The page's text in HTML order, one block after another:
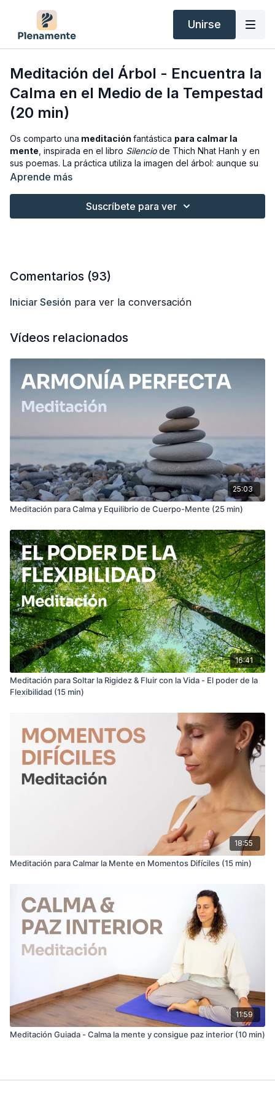
Unirse
Meditación del Árbol - Encuentra la
Calma en el Medio de la Tempestad
(20 min)
Os comparto una meditación fantástica para calmar la
mente , inspirada en el libro Silenciode Thich Nhat Hanh y en
sus poemas. La práctica utiliza la imagen del árbol: aunque su
copa sea azotada por los vientos, sus raíces profundas lo
técnica sencilla y poderosa para mantener la
disponible en YouTube, con más espacios de silencio para
Espero que la disfrutes muchísimo. Cuéntame en los
Aprende más
Suscríbete para ver
Comentarios (93)
Iniciar Sesión para ver la conversación
Vídeos relacionados
25:03
Meditación para Calma y Equilibrio de Cuerpo-Mente (25 min)
16:41
Meditación para Soltar la Rigidez & Fluir con la Vida - El poder de la
Flexibilidad (15 min)
18:55
Meditación para Calmar la Mente en Momentos Difíciles (15 min)
11:59
Meditación Guiada - Calma la mente y consigue paz interior (10 min)